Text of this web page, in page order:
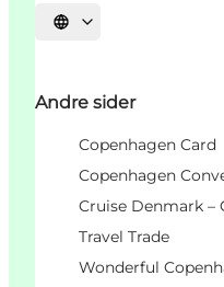
Velg språk
Andre sider
Copenhagen Card
Copenhagen
Cruise Denmark –
Travel Trade
Wonderful